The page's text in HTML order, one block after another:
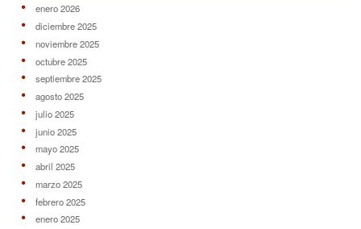
enero 2026
diciembre 2025
noviembre 2025
octubre 2025
septiembre 2025
agosto 2025
julio 2025
junio 2025
mayo 2025
abril 2025
marzo 2025
febrero 2025
enero 2025